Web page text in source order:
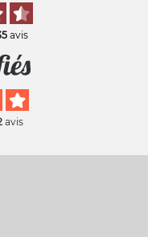
avis
avis